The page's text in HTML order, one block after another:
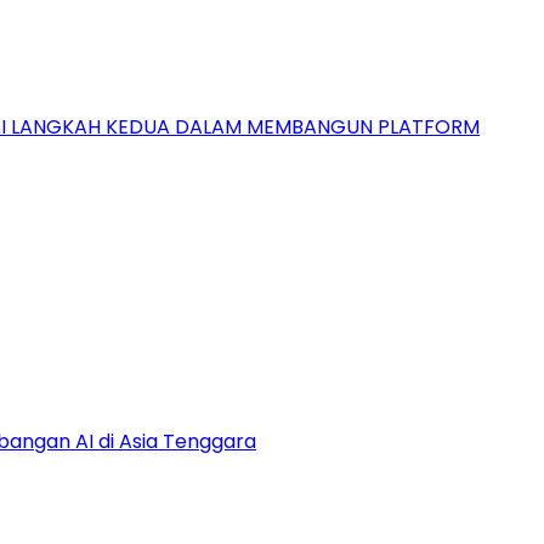
LANGKAH KEDUA DALAM MEMBANGUN PLATFORM
AI di Asia Tenggara